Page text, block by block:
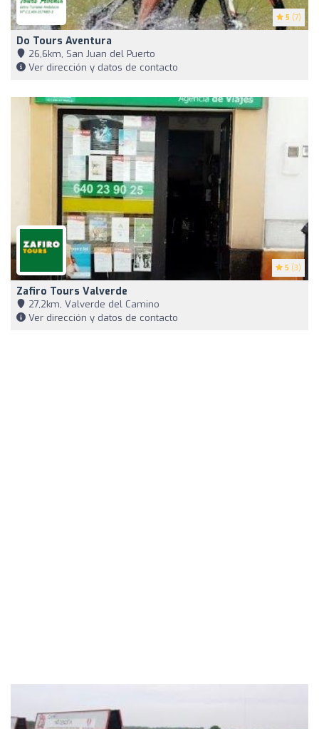
5 (7)
Do Tours Aventura
26,6km, San Juan del Puerto
Ver dirección y datos de contacto
5 (3)
Zafiro Tours Valverde
27,2km, Valverde del Camino
Ver dirección y datos de contacto